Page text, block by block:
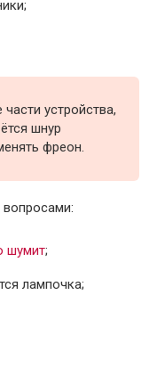
устройства,
шнур
фреон.
шумит;
лампочка;